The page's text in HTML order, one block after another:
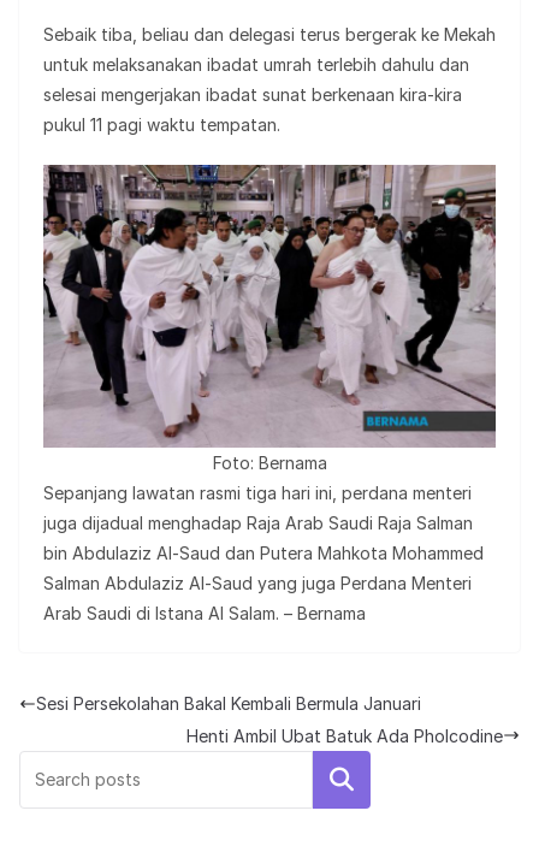
Sebaik tiba, beliau dan delegasi terus bergerak ke Mekah
untuk melaksanakan ibadat umrah terlebih dahulu dan
selesai mengerjakan ibadat sunat berkenaan kira-kira
pukul 11 pagi waktu tempatan.
Foto: Bernama
Sepanjang lawatan rasmi tiga hari ini, perdana menteri
juga dijadual menghadap Raja Arab Saudi Raja Salman
bin Abdulaziz Al-Saud dan Putera Mahkota Mohammed
Salman Abdulaziz Al-Saud yang juga Perdana Menteri
Arab Saudi di Istana Al Salam. – Bernama
Sesi Persekolahan Bakal Kembali Bermula Januari
Henti Ambil Ubat Batuk Ada Pholcodine
Search